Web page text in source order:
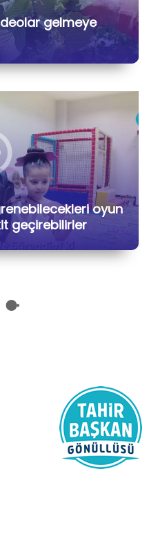
gelmeye
oyun
geçirebilirler